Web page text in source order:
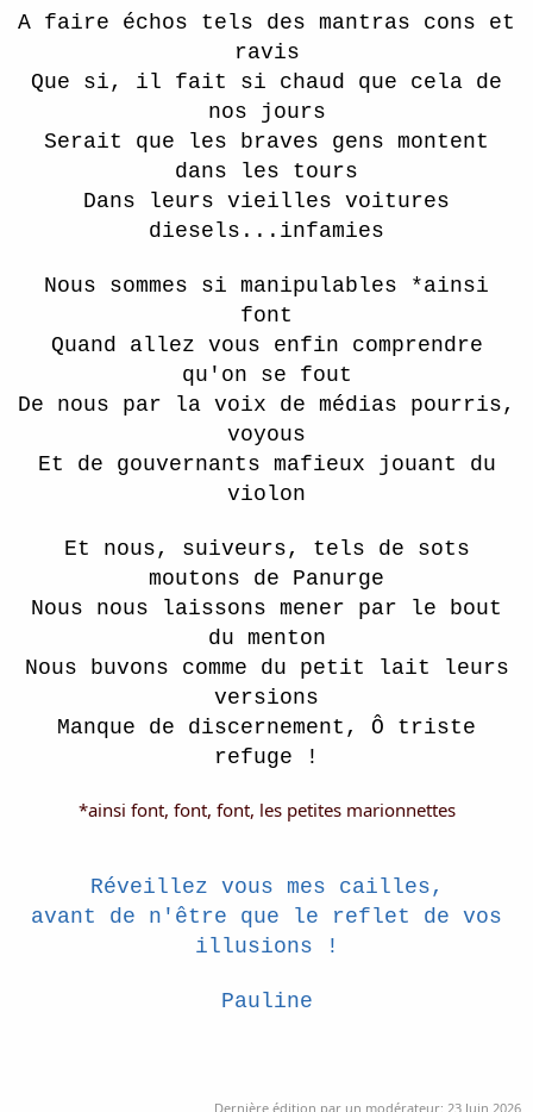
A faire échos tels des mantras cons et
ravis
Que si, il fait si chaud que cela de
nos jours
Serait que les braves gens montent
dans les tours
Dans leurs vieilles voitures
diesels...infamies
Nous sommes si manipulables *ainsi
font
Quand allez vous enfin comprendre
qu'on se fout
De nous par la voix de médias pourris,
voyous
Et de gouvernants mafieux jouant du
violon
Et nous, suiveurs, tels de sots
moutons de Panurge
Nous nous laissons mener par le bout
du menton
Nous buvons comme du petit lait leurs
versions
Manque de discernement, Ô triste
refuge !
*ainsi font, font, font, les petites marionnettes
Réveillez vous mes cailles,
avant de n'être que le reflet de vos
illusions !
Pauline
Dernière édition par un modérateur: 23 Juin 2026